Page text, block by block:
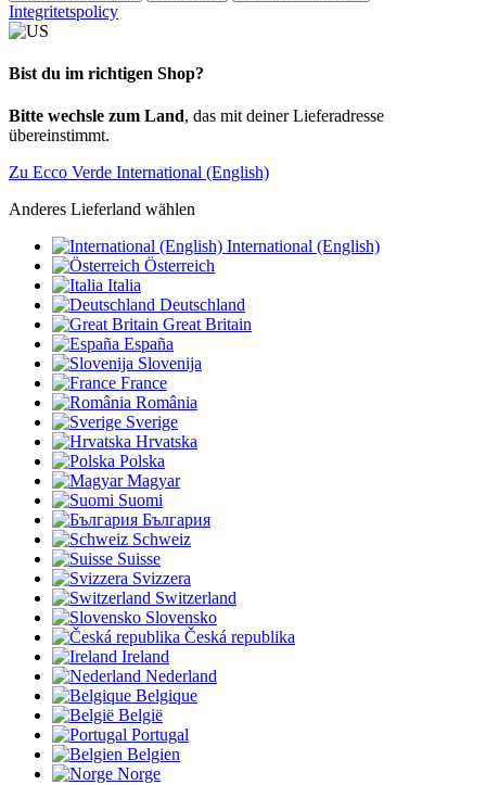
Integritetspolicy
Bist du im richtigen Shop?
Bitte wechsle zum Land, das mit deiner Lieferadresse
übereinstimmt.
Zu Ecco Verde International (English)
Anderes Lieferland wählen
International (English)
Österreich
Italia
Deutschland
Great Britain
España
Slovenija
France
România
Sverige
Hrvatska
Polska
Magyar
Suomi
България
Schweiz
Suisse
Svizzera
Switzerland
Slovensko
Česká republika
Ireland
Nederland
Belgique
België
Portugal
Belgien
Norge